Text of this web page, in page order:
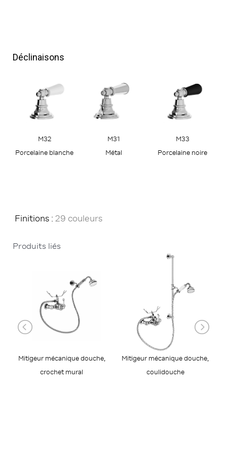
Déclinaisons
M32
Porcelaine blanche
M31
Métal
M33
Porcelaine noire
Finitions : 29 couleurs
Produits liés
Mitigeur mécanique douche,
crochet mural
Mitigeur mécanique douche,
coulidouche